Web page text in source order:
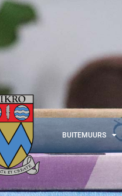
BUITEMUURS